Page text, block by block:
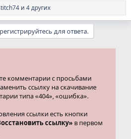
и 4 других
для ответа.
комментарии с просьбами
ссылку на скачивание
типа «404», «ошибка».
ссылки есть кнопки
ссылку» в первом